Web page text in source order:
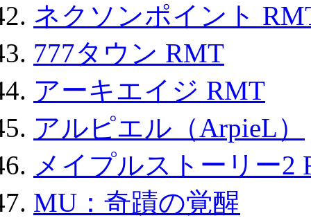
ネクソンポイント
777タウン RMT
アーキエイジ RMT
アルピエル（ArpieL）
メイプルストーリー2
MU：奇蹟の覚醒